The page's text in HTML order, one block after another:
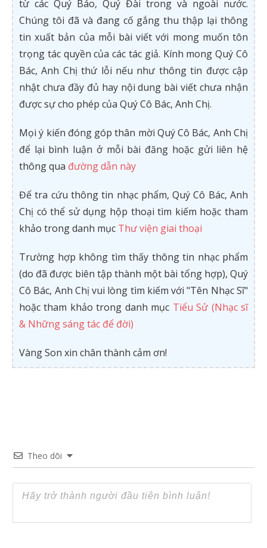
từ các Quý Báo, Quý Đài trong và ngoài nước.
Chúng tôi đã và đang cố gắng thu thập lại thông
tin xuất bản của mỗi bài viết với mong muốn tôn
trọng tác quyền của các tác giả. Kính mong Quý Cô
Bác, Anh Chị thứ lỗi nếu như thông tin được cập
nhật chưa đầy đủ hay nội dung bài viết chưa nhận
được sự cho phép của Quý Cô Bác, Anh Chị.
Mọi ý kiến đóng góp thân mời Quý Cô Bác, Anh Chị
để lại bình luận ở mỗi bài đăng hoặc gửi liên hệ
thông qua đường dẫn này
Để tra cứu thông tin nhạc phẩm, Quý Cô Bác, Anh
Chị có thể sử dụng hộp thoại tìm kiếm hoặc tham
khảo trong danh mục Thư viện giai thoại
Trường hợp không tìm thấy thông tin nhạc phẩm
(do đã được biên tập thành một bài tổng hợp), Quý
Cô Bác, Anh Chị vui lòng tìm kiếm với "Tên Nhạc Sĩ"
hoặc tham khảo trong danh mục Tiểu Sử (Nhạc sĩ
& Những sáng tác để đời)
Vàng Son xin chân thành cảm ơn!
Theo dõi